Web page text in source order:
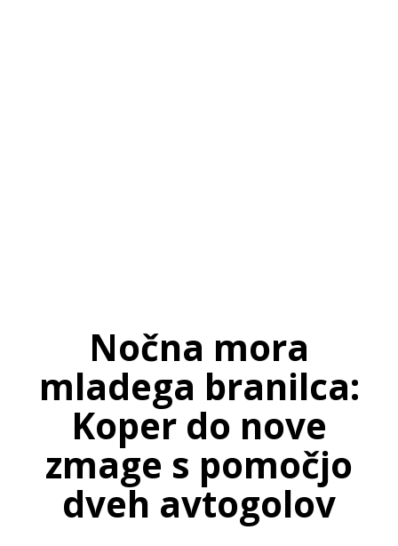
Nočna mora
mladega branilca:
Koper do nove
zmage s pomočjo
dveh avtogolov